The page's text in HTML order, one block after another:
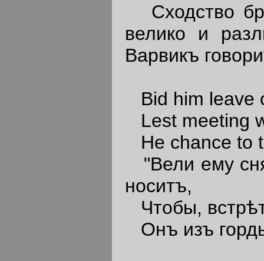
Сходство
велико и
Варвикъ
Bid him leave
Lest meeting
He chance to
"Вели ему
носитъ,
Чтобы,
Онъ изъ